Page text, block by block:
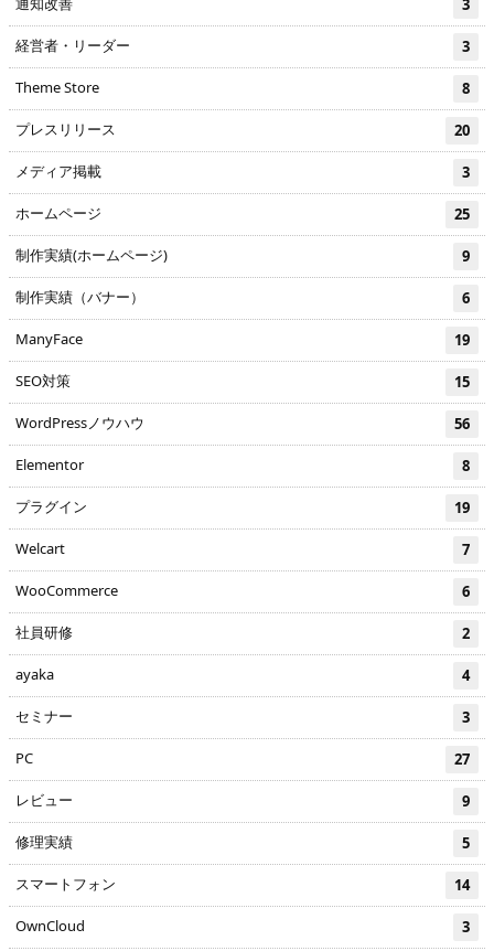
3
経営者・リーダー 3
Theme Store 8
プレスリリース 20
メディア掲載 3
ホームページ 25
制作実績(ホームページ) 9
制作実績（バナー） 6
ManyFace 19
SEO対策 15
WordPressノウハウ 56
Elementor 8
プラグイン 19
Welcart 7
WooCommerce 6
社員研修 2
ayaka 4
セミナー 3
PC 27
レビュー 9
修理実績 5
スマートフォン 14
OwnCloud 3